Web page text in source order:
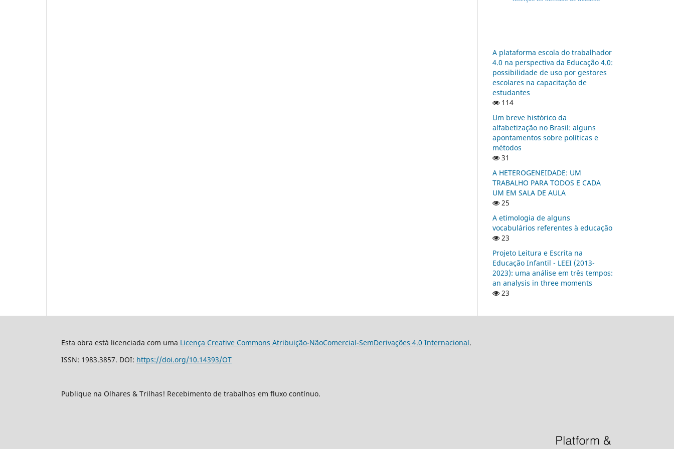
A plataforma escola do trabalhador
4.0 na perspectiva da Educação 4.0:
possibilidade de uso por gestores
escolares na capacitação de
estudantes
114
Um breve histórico da
alfabetização no Brasil: alguns
apontamentos sobre políticas e
métodos
31
A HETEROGENEIDADE: UM
TRABALHO PARA TODOS E CADA
UM EM SALA DE AULA
25
A etimologia de alguns
vocabulários referentes à educação
23
Projeto Leitura e Escrita na
Educação Infantil - LEEI (2013-
2023): uma análise em três tempos:
an analysis in three moments
23
Esta obra está licenciada com uma Licença Creative Commons Atribuição-NãoComercial-SemDerivações 4.0 Internacional.
ISSN: 1983.3857. DOI: https://doi.org/10.14393/OT
Publique na Olhares & Trilhas! Recebimento de trabalhos em fluxo contínuo.